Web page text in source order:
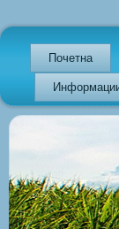
Почетна
АД